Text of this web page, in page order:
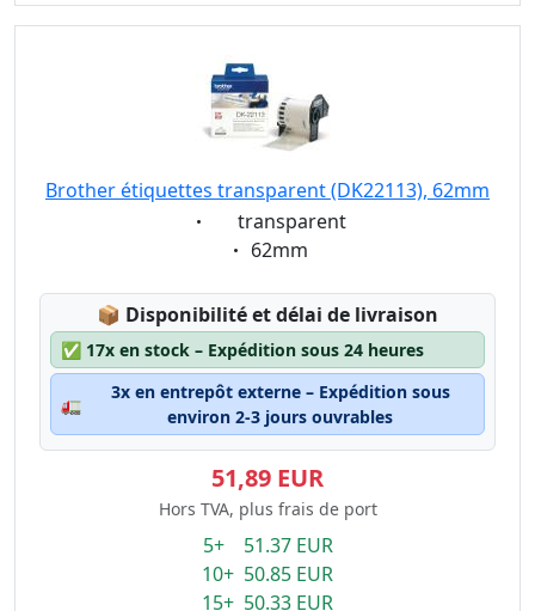
Brother étiquettes transparent (DK22113), 62mm
Eigenschaft:
transparent
Eigenschaft:
62mm
📦 Lagerstatus:
Disponibilité et délai de livraison
✅ 17x en stock – Expédition sous 24 heures
🚛
3x en entrepôt externe – Expédition sous
environ 2-3 jours ouvrables
51,89 EUR
Hors TVA, plus frais de port
5+ 51.37 EUR
10+ 50.85 EUR
15+ 50.33 EUR